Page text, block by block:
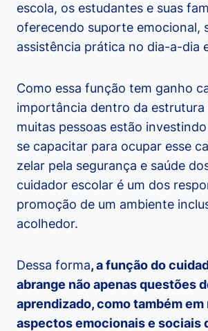
escola, os estudantes e suas
oferecendo suporte emocional,
assistência prática no dia-a-dia
Como essa função tem ganho
importância dentro da estrutura
muitas pessoas estão
se capacitar para ocupar esse
zelar pela segurança e saúde
cuidador escolar é um dos
promoção de um ambiente
acolhedor.
Dessa forma, a função do
abrange não apenas questões
aprendizado, como também em
aspectos emocionais e sociais